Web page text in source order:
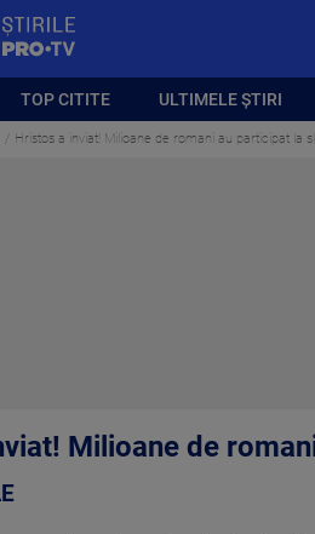
TOP CITITE ULTIMELE ȘTIRI
Hristos a inviat! Milioane de romani au participat la
Milioane de